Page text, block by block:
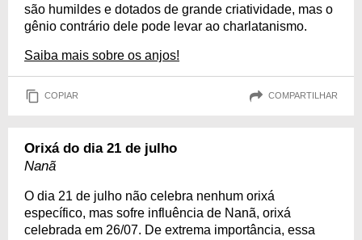
são humildes e dotados de grande criatividade, mas o
gênio contrário dele pode levar ao charlatanismo.
Saiba mais sobre os anjos!
COPIAR COMPARTILHAR
Orixá do dia 21 de julho
Nanã
O dia 21 de julho não celebra nenhum orixá
específico, mas sofre influência de Nanã, orixá
celebrada em 26/07. De extrema importância, essa